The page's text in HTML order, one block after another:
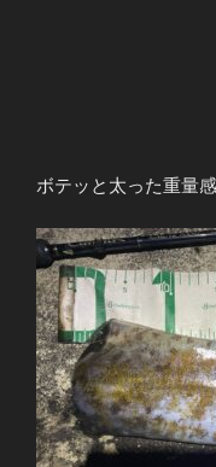
ボテッと太った重量